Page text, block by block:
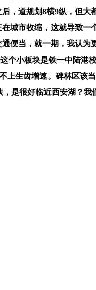
，道规划8横9纵，但
城市收缩，这就导致
便当，就一期，我认
个小板块是铁一中陆港
生齿增速。碑林区该
是很好临近西安湖？